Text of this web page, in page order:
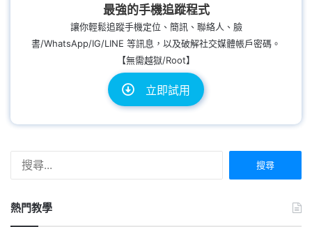
最強的手機追蹤程式
讓你輕鬆追蹤手機定位、簡訊、聯絡人、臉
書/WhatsApp/IG/LINE 等訊息，以及破解社交媒體帳戶密碼。
【無需越獄/Root】
立即試用
熱門教學